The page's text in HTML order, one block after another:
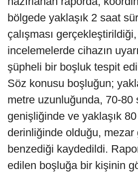
bölgede yaklaşık 2 saat
çalışması
incelemelerde cihazın
şüpheli bir boşluk tespit
Söz konusu boşluğun;
metre uzunluğunda, 70-80
genişliğinde ve yaklaşık
derinliğinde olduğu, mezar
benzediği kaydedildi.
edilen boşluğa bir kişinin